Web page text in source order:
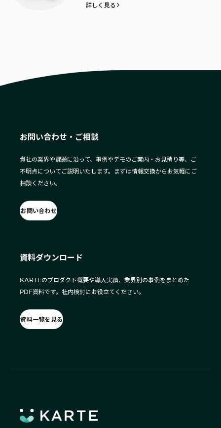
詳しく見る
お問い合わせ・ご相談
貴社の業界や課題に沿って、事例やデモのご案内・お見積り等、ご
不明点についてご説明いたします。まずは情報交換からお気軽にご
相談ください。
お問い合わせ
資料ダウンロード
KARTEのプロダクト概要や導入実績、業界別の事例をまとめた
PDF資料です。社内検討にお役立てください。
資料一覧を見る